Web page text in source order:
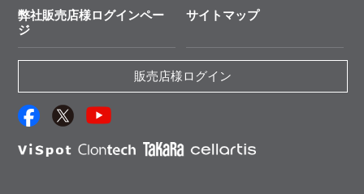
ユーザーズボイス集
エピジェネティクス実験ガイド
抗体検索サイト
資料請求 機器関連
資料請求 受託関連
資料請求 核酸抽出・精製カタログ
サンプル請求一覧
弊社販売店様ログインペー
ジ
サイトマップ
販売店様ログイン